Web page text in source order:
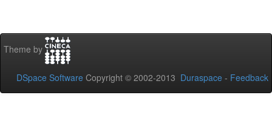
Theme by
DSpace Software Copyright © 2002-2013 Duraspace - Feedback